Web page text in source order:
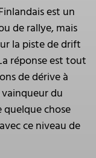
est un
de rallye, mais
la piste de drift
réponse est tout
de dérive à
du
quelque chose
ce niveau de